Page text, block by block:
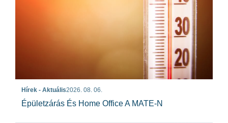
Hírek - Aktuális2026. 08. 06.
Épületzárás És Home Office A MATE-N